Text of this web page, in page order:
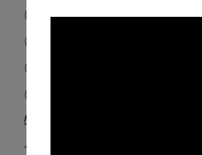
◎早鳥1/20前7折特惠
◎1/7前輸入優惠代碼
◎特殊優惠洽0921-
◎憑本場票根享［花
特惠專案：
一份耳掛式咖啡